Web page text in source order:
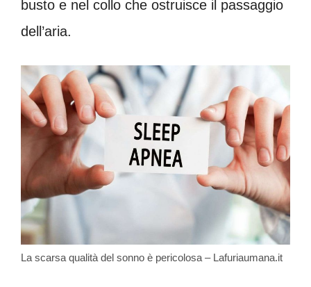
busto e nel collo che ostruisce il passaggio
dell’aria.
La scarsa qualità del sonno è pericolosa – Lafuriaumana.it